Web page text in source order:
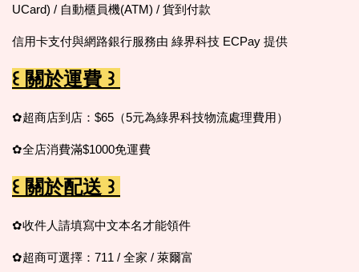
UCard) / 自動櫃員機(ATM) / 貨到付款
信用卡支付與網路銀行服務由 綠界科技 ECPay 提供
꒰ 關於運費 ꒱
✿超商店到店：$65（5元為綠界科技物流處理費用）
✿全店消費滿$1000免運費
꒰ 關於配送 ꒱
✿收件人請填寫中文本名才能領件
✿超商可選擇：711 / 全家 / 萊爾富